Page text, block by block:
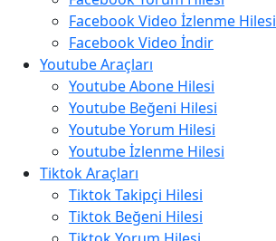
Facebook Video İzlenme Hilesi
Facebook Video İndir
Youtube Araçları
Youtube Abone Hilesi
Youtube Beğeni Hilesi
Youtube Yorum Hilesi
Youtube İzlenme Hilesi
Tiktok Araçları
Tiktok Takipçi Hilesi
Tiktok Beğeni Hilesi